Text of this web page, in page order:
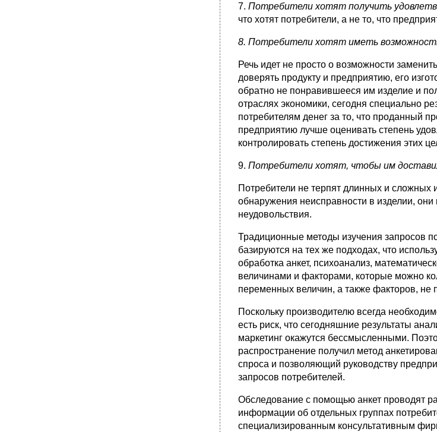
7. Потребители хотят получить
что хотят потребители, а не то, что
8. Потребители хотят иметь
Речь идет не просто о возможности
доверять продукту и предприятию, его
обратно не понравившееся им изделие и
отраслях экономики, сегодня специально
потребителям денег за то, что продан­ный
предприятию лучше оценивать степень
контролировать степень достижения этих
9. Потребители хотят, чтобы им
Потребители не терпят длинных и сложных
обнаружения неисправности в изделии,
неудовольствия.
Традиционные методы изучения запросов
базируются на тех же подходах, что
обработка анкет, психоанализ,
величинами и факторами, которые можно
переменных величин, а также факторов,
Поскольку производителю всегда
есть риск, что сегодняшние результаты
маркетинг окажутся бессмысленными.
распространение получил метод
спроса и позволя­ющий руководству
запросов потребителей.
Обследование с помощью анкет проводят
информации об отдельных группах
специализированным кон­сультативным